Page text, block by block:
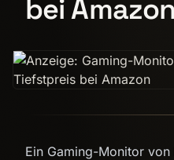
bei Amazon
Ein Gaming-Monitor von